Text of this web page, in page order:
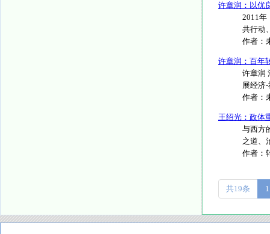
许章润：以优
2011年
共行动
作者：
许章润：百年
许章润
展经济
作者：
王绍光：政体
与西方
之道、
作者：
共19条 1